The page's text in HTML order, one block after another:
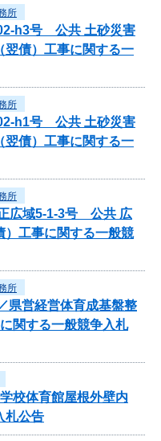
所
h3号 公共 土砂災害
翌債）工事に関する一
所
h1号 公共 土砂災害
翌債）工事に関する一
所
広域5-1-3号 公共 広
）工事に関する一般競
所
県営経営体育成基盤整
関する一般競争入札
校体育館屋根外壁内
札公告